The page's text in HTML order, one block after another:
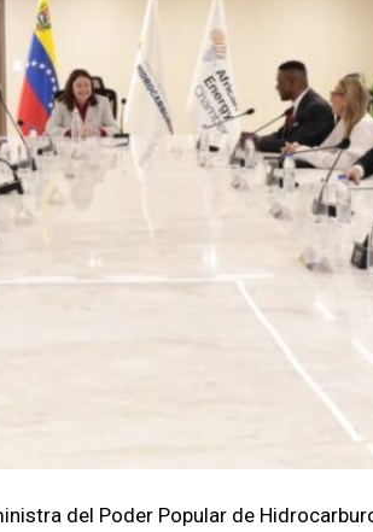
del Poder Popular de